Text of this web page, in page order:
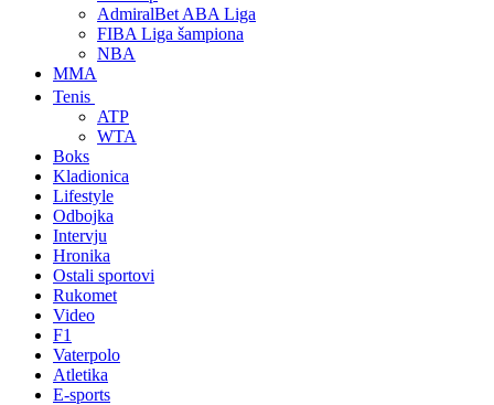
AdmiralBet ABA Liga
FIBA Liga šampiona
NBA
MMA
Tenis
ATP
WTA
Boks
Kladionica
Lifestyle
Odbojka
Intervju
Hronika
Ostali sportovi
Rukomet
Video
F1
Vaterpolo
Atletika
E-sports